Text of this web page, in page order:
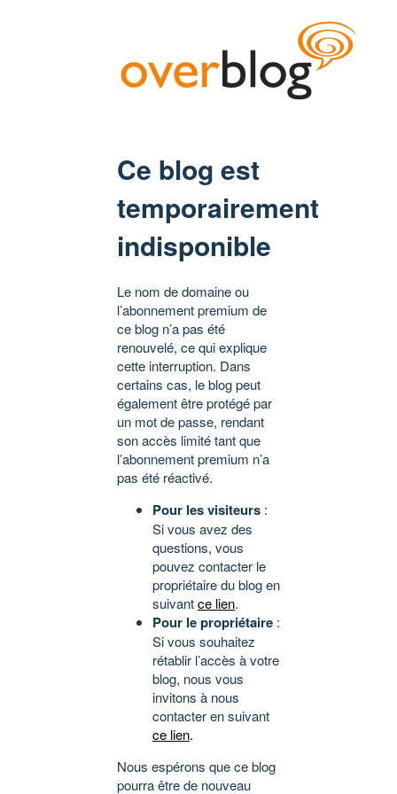
Ce blog est
temporairement
indisponible
Le nom de domaine ou
l’abonnement premium de
ce blog n’a pas été
renouvelé, ce qui explique
cette interruption. Dans
certains cas, le blog peut
également être protégé par
un mot de passe, rendant
son accès limité tant que
l’abonnement premium n’a
pas été réactivé.
Pour les visiteurs :
Si vous avez des
questions, vous
pouvez contacter le
propriétaire du blog en
suivantce lien.
Pour le propriétaire :
Si vous souhaitez
rétablir l’accès à votre
blog, nous vous
invitons à nous
contacter en suivant
ce lien.
Nous espérons que ce blog
pourra être de nouveau